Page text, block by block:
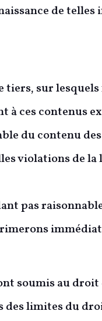
de
sur lesquels
à ces contenus
du contenu des
violations de la
pas
soumis au
limites du